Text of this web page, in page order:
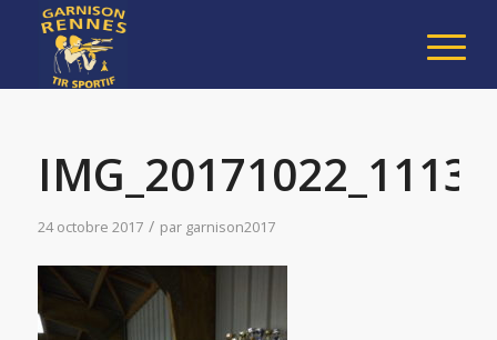
24 octobre 2017 / par garnison2017